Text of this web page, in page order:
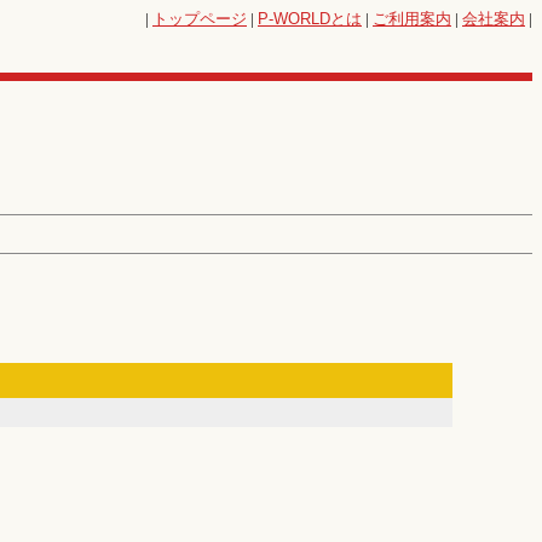
| トップページ | P-WORLDとは | ご利用案内 | 会社案内 |